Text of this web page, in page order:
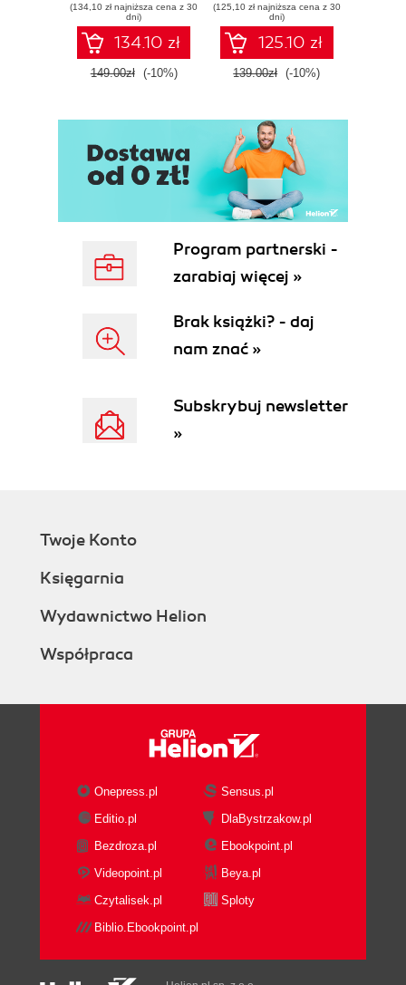
threat response -
Fourth Edition
(134,10 zł najniższa cena z 30
dni)
134.10 zł
149.00zł (-10%)
Tools, and
Microsoft Fabric -
Fourth Edition
(125,10 zł najniższa cena z 30
dni)
125.10 zł
139.00zł (-10%)
Program partnerski -
zarabiaj więcej »
Brak książki? - daj
nam znać »
Subskrybuj newsletter
»
Twoje Konto
Księgarnia
Wydawnictwo Helion
Współpraca
Onepress.pl
Sensus.pl
Editio.pl
DlaBystrzakow.pl
Bezdroza.pl
Ebookpoint.pl
Videopoint.pl
Beya.pl
Czytalisek.pl
Sploty
Biblio.Ebookpoint.pl